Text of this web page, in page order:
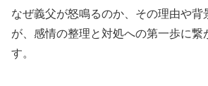
なぜ義父が怒鳴るのか、その理由や背
が、感情の整理と対処への第一歩に繋
す。